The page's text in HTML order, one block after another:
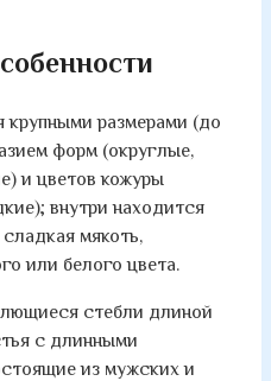
размерами (до
форм (округлые,
и цветов кожуры
внутри находится
мякоть,
или белого цвета.
стебли длиной
с длинными
из мужских и